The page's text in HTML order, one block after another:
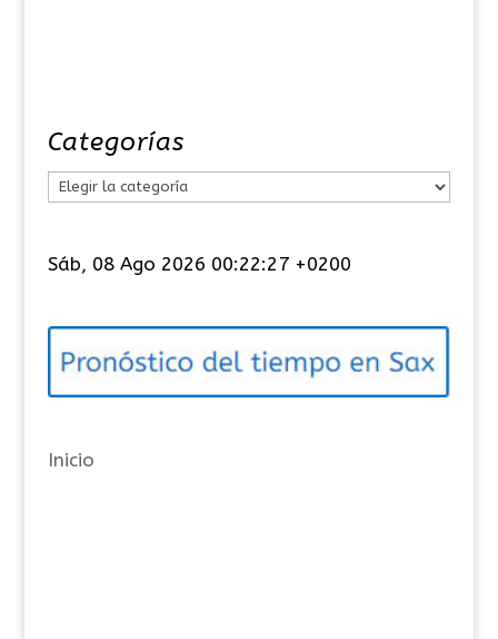
Categorías
e
o
í
s
Sáb, 08 Ago 2026 00:22:28 +0200
Inicio